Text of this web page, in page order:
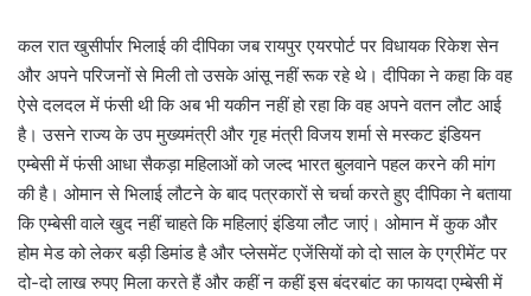
कल रात खुसीर्पार भिलाई की दीपिका जब रायपुर एयरपोर्ट पर विधायक रिकेश सेन
और अपने परिजनों से मिली तो उसके आंसू नहीं रूक रहे थे। दीपिका ने कहा कि वह
ऐसे दलदल में फंसी थी कि अब भी यकीन नहीं हो रहा कि वह अपने वतन लौट आई
है। उसने राज्य के उप मुख्यमंत्री और गृह मंत्री विजय शर्मा से मस्कट इंडियन
एम्बेसी में फंसी आधा सैकड़ा महिलाओं को जल्द भारत बुलवाने पहल करने की मांग
की है। ओमान से भिलाई लौटने के बाद पत्रकारों से चर्चा करते हुए दीपिका ने बताया
कि एम्बेसी वाले खुद नहीं चाहते कि महिलाएं इंडिया लौट जाएं। ओमान में कुक और
होम मेड को लेकर बड़ी डिमांड है और प्लेसमेंट एजेंसियों को दो साल के एग्रीमेंट पर
दो-दो लाख रुपए मिला करते हैं और कहीं न कहीं इस बंदरबांट का फायदा एम्बेसी में